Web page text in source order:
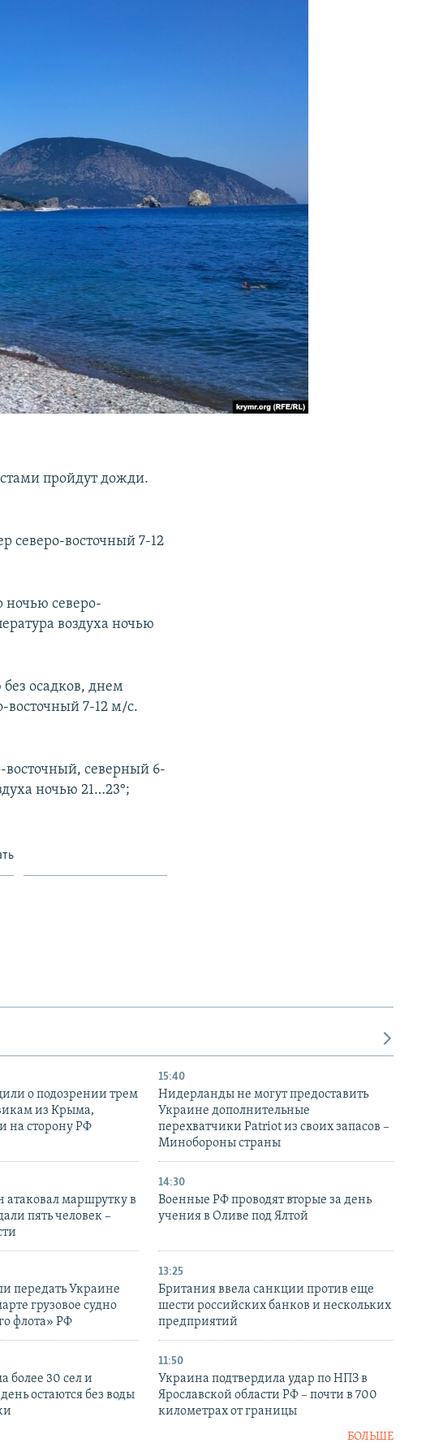
пройдут дожди.
северо-восточный 7-12
ночью северо-
воздуха ночью
осадков, днем
восточный 7-12 м/с.
восточный, северный 6-
ночью 21…23°;
о подозрении трем
из Крыма,
на сторону РФ
15:40
Нидерланды не могут предоставить
Украине дополнительные
перехватчики Patriot из своих запасов –
Минобороны страны
атаковал маршрутку в
пять человек –
14:30
Военные РФ проводят вторые за день
учения в Оливе под Ялтой
передать Украине
грузовое судно
флота» РФ
13:25
Британия ввела санкции против еще
шести российских банков и нескольких
предприятий
более 30 сел и
остаются без воды
11:50
Украина подтвердила удар по НПЗ в
Ярославской области РФ – почти в 700
километрах от границы
БОЛЬШЕ